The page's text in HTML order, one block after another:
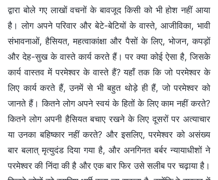
द्वारा बोले गए लाखों वचनों के बावजूद किसी को भी होश नहीं आया
है। लोग अपने परिवार और बेटे-बेटियों के वास्ते, आजीविका, भावी
संभावनाओं, हैसियत, महत्वाकांक्षा और पैसों के लिए, भोजन, कपड़ों
और देह-सुख के वास्ते कार्य करते हैं। पर क्या कोई ऐसा है, जिसके
कार्य वास्तव में परमेश्वर के वास्ते हैं? यहाँ तक कि जो परमेश्वर के
लिए कार्य करते हैं, उनमें से भी बहुत थोड़े ही हैं, जो परमेश्वर को
जानते हैं। कितने लोग अपने स्वयं के हितों के लिए काम नहीं करते?
कितने लोग अपनी हैसियत बचाए रखने के लिए दूसरों पर अत्याचार
या उनका बहिष्कार नहीं करते? और इसलिए, परमेश्वर को असंख्य
बार बलात् मृत्युदंड दिया गया है, और अनगिनत बर्बर न्यायाधीशों ने
परमेश्वर की निंदा की है और एक बार फिर उसे सलीब पर चढ़ाया है।